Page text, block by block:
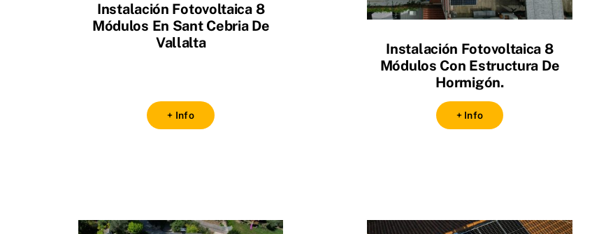
Instalación Fotovoltaica 8
Módulos En Sant Cebria De
Vallalta
+ Info
Instalación Fotovoltaica 8
Módulos Con Estructura De
Hormigón.
+ Info